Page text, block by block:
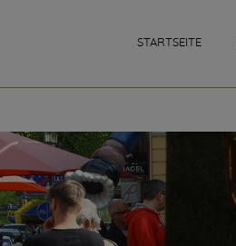
STARTSEITE